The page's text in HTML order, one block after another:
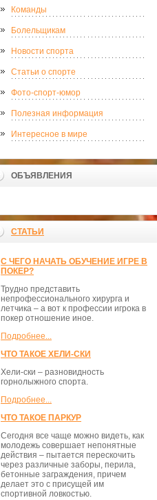
Команды
Болельщикам
Новости спорта
Статьи о спорте
Фото-спорт-юмор
Полезная информация
Интересное в мире
ОБЪЯВЛЕНИЯ
СТАТЬИ
С ЧЕГО НАЧАТЬ ОБУЧЕНИЕ ИГРЕ В
ПОКЕР?
Трудно представить
непрофессионального хирурга и
летчика – а вот к профессии игрока в
покер отношение иное.
Подробнее...
ЧТО ТАКОЕ ХЕЛИ-СКИ
Хели-ски – разновидность
горнолыжного спорта.
Подробнее...
ЧТО ТАКОЕ ПАРКУР
Сегодня все чаще можно видеть, как
молодежь совершает непонятные
действия – пытается перескочить
через различные заборы, перила,
бетонные заграждения, причем
делает это с присущей им
спортивной ловкостью.